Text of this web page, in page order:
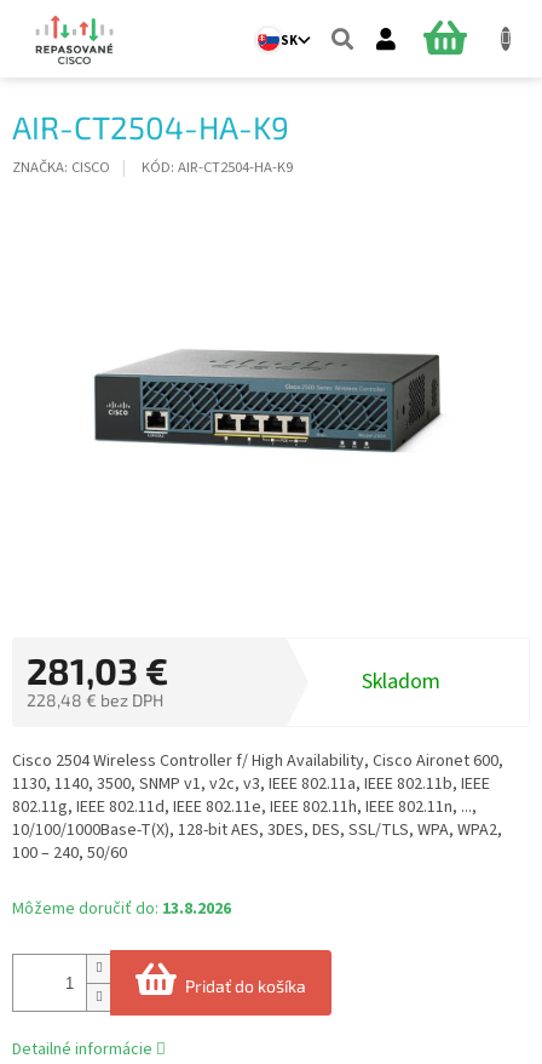
obsah
SK
AIR-CT2504-HA-K9
ZNAČKA: CISCO KÓD: AIR-CT2504-HA-K9
281,03 €
228,48 € bez DPH
cena:
Skladom
Môžeme doručiť do: 13.8.2026
Pridať do košíka
Cisco 2504 Wireless Controller f/ High Availability, Cisco Aironet 600,
1130, 1140, 3500, SNMP v1, v2c, v3, IEEE 802.11a, IEEE 802.11b, IEEE
802.11g, IEEE 802.11d, IEEE 802.11e, IEEE 802.11h, IEEE 802.11n, ...,
10/100/1000Base-T(X), 128-bit AES, 3DES, DES, SSL/TLS, WPA, WPA2,
100 – 240, 50/60
Detailné informácie